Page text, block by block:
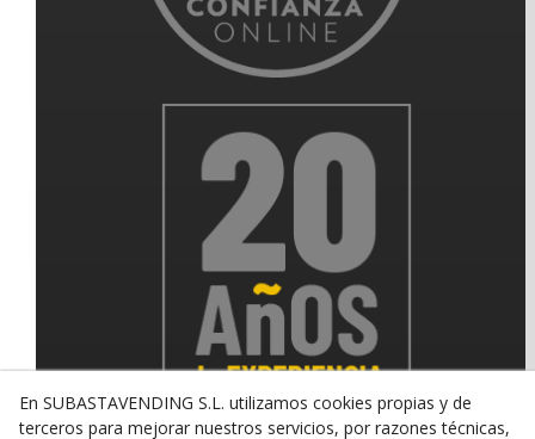
En SUBASTAVENDING S.L. utilizamos cookies propias y de
terceros para mejorar nuestros servicios, por razones técnicas,